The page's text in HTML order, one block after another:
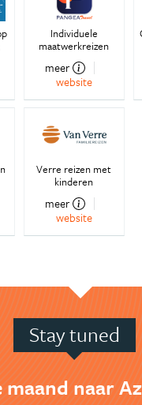
Individuele
maatwerkreizen
meer
website
Verre reizen met
kinderen
meer
website
Stay tuned
naar